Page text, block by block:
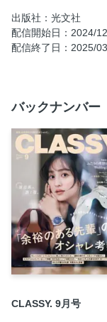
【大特集】ギリ
のキャリアの積
Part1 トラッドな
Part3 仕事が忙
Part4 「ちょう
大好きな「冬の
着痩せ服と正し
回しDIARY
ゴールドリング
細かすぎるオシ
CLASSY.リーダ
「ポロ ラルフ ロ
出版社：光文社
配信開始日：2024/
配信終了日：2025/
バックナンバー
CLASSY. 9月号